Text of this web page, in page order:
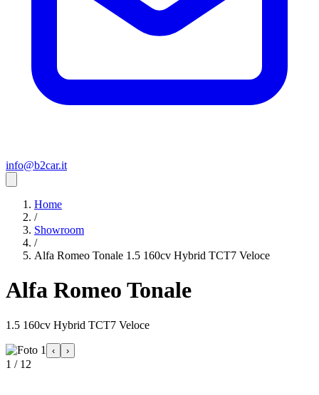
info@b2car.it
Home
/
Showroom
/
Alfa Romeo Tonale 1.5 160cv Hybrid TCT7 Veloce
Alfa Romeo Tonale
1.5 160cv Hybrid TCT7 Veloce
‹ ›
1 / 12